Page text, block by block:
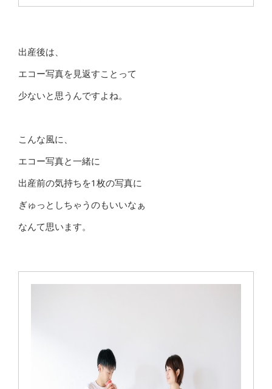
出産後は、
エコー写真を見返すことって
少ないと思うんですよね。
こんな風に、
エコー写真と一緒に
出産前の気持ちを1枚の写真に
ぎゅっとしちゃうのもいいなぁ
なんて思います。